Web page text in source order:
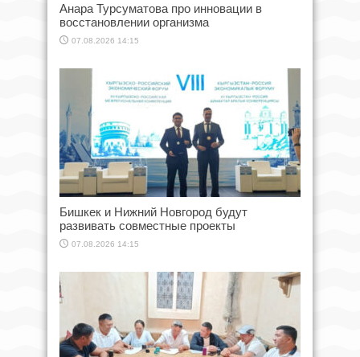
Анара Турсуматова про инновации в
восстановлении организма
07.08.2026 14:15
Бишкек и Нижний Новгород будут
развивать совместные проекты
07.08.2026 14:15